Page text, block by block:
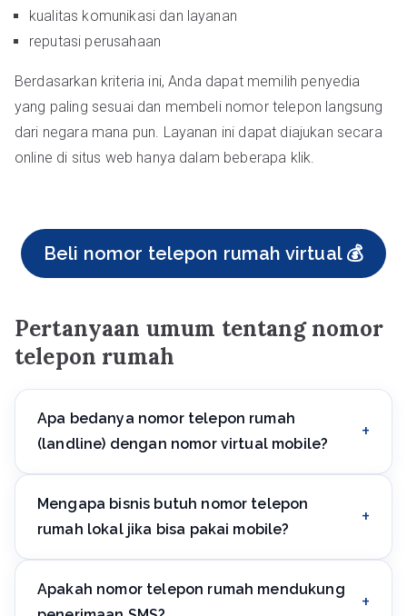
kualitas komunikasi dan layanan
reputasi perusahaan
Berdasarkan kriteria ini, Anda dapat memilih penyedia
yang paling sesuai dan membeli nomor telepon langsung
dari negara mana pun. Layanan ini dapat diajukan secara
online di situs web hanya dalam beberapa klik.
Beli nomor telepon rumah virtual 💰
Pertanyaan umum tentang nomor
telepon rumah
Apa bedanya nomor telepon rumah
(landline) dengan nomor virtual mobile?
tertentu, menciptakan kesan kehadiran bisnis lokal.
Nomor mobile dianggap pribadi, telepon rumah
Mengapa bisnis butuh nomor telepon
rumah lokal jika bisa pakai mobile?
wilayah tertentu — orang lebih bersedia menelepon
nomor dengan kode kota mereka sendiri daripada
Apakah nomor telepon rumah mendukung